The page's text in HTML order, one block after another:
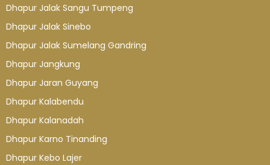
Dhapur Jalak Sangu Tumpeng
Dhapur Jalak Sinebo
Dhapur Jalak Sumelang Gandring
Dhapur Jangkung
Dhapur Jaran Guyang
Dhapur Kalabendu
Dhapur Kalanadah
Dhapur Karno Tinanding
Dhapur Kebo Lajer